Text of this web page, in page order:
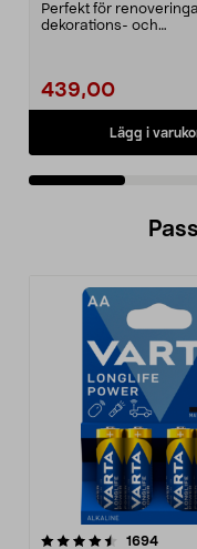
Perfekt för
dekorations- och
439,00
Lägg i
1694
4.5av 5 stjärnor